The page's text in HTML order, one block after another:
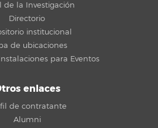
de la Investigación
Directorio
institucional
de ubicaciones
para Eventos
enlaces
de contratante
Alumni